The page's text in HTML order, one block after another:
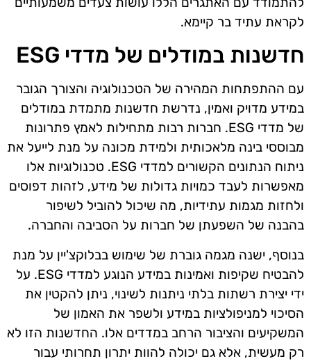
לקראת עתיד בר קיימא.
חדשנות במודלים של מדדי ESG
עם ההתפתחות המהירה של הטכנולוגיה והצורך הגובר
במידע מדויק ואמין, נדרשת חדשנות מתמדת במודלים
של מדדי ESG. חברות רבות מתחילות לאמץ פתרונות
מבוססי בינה מלאכותית ולמידת מכונה על מנת לייעל את
ניתוח הנתונים הקשורים למדדי ESG. טכנולוגיות אלו
מאפשרות לעבד כמויות גדולות של מידע, לזהות דפוסים
ולחזות מגמות עתידיות, מה שיכול להוביל לשיפור
בהבנה של השפעתן של חברות על הסביבה והחברה.
בנוסף, ישנה מגמה גוברת של שימוש בבלוקצ'יין על מנת
להבטיח שקיפות ואמינות במידע הנוגע למדדי ESG. על
ידי יצירת רשתות בלתי ניתנות לשינוי, ניתן להקטין את
הסיכוי למניפולציות במידע ולשפר את האמון של
המשקיעים והציבור הרחב במדדים אלו. החדשנות הזו לא
רק מעשית, אלא גם יכולה להוות יתרון תחרותי עבור